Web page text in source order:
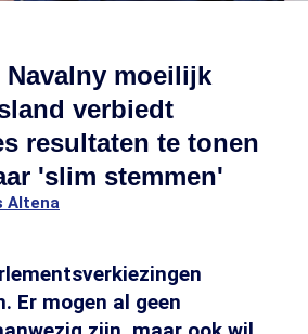
moeilijk
verbiedt
resultaten te tonen
'slim stemmen'
Altena
Er mogen al geen